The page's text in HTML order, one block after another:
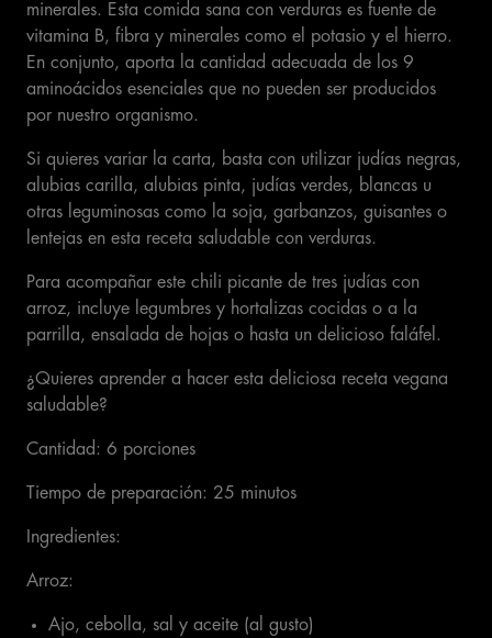
minerales. Esta comida sana con verduras es fuente de
vitamina B, fibra y minerales como el potasio y el hierro.
En conjunto, aporta la cantidad adecuada de los 9
aminoácidos esenciales que no pueden ser producidos
por nuestro organismo.
Si quieres variar la carta, basta con utilizar judías negras,
alubias carilla, alubias pinta, judías verdes, blancas u
otras leguminosas como la soja, garbanzos, guisantes o
lentejas en esta receta saludable con verduras.
Para acompañar este chili picante de tres judías con
arroz, incluye legumbres y hortalizas cocidas o a la
parrilla, ensalada de hojas o hasta un delicioso faláfel.
¿Quieres aprender a hacer esta deliciosa receta vegana
saludable?
Cantidad: 6 porciones
Tiempo de preparación: 25 minutos
Ingredientes:
Arroz:
Ajo, cebolla, sal y aceite (al gusto)